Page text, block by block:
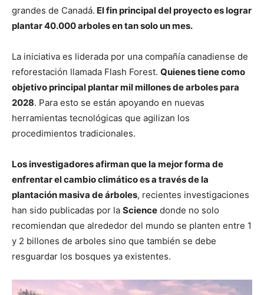
grandes de Canadá. El fin principal del proyecto es lograr
plantar 40.000 arboles en tan solo un mes.
La iniciativa es liderada por una compañía canadiense de
reforestación llamada Flash Forest. Quienes tiene como
objetivo principal plantar mil millones de arboles para
2028. Para esto se están apoyando en nuevas
herramientas tecnológicas que agilizan los
procedimientos tradicionales.
Los investigadores afirman que la mejor forma de
enfrentar el cambio climático es a través de la
plantación masiva de árboles, recientes investigaciones
han sido publicadas por la Science donde no solo
recomiendan que alrededor del mundo se planten entre 1
y 2 billones de arboles sino que también se debe
resguardar los bosques ya existentes.